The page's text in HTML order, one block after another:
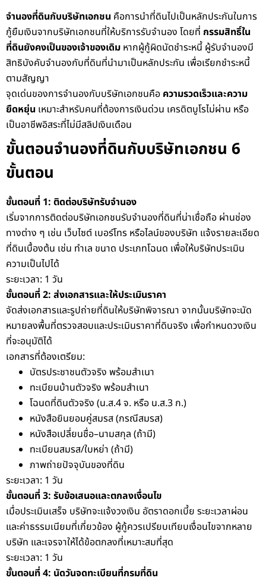
จำนองที่ดินกับบริษัทเอกชน คือการนำที่ดินไปเป็นหลักประกันในการ
กู้ยืมเงินจากบริษัทเอกชนที่ให้บริการรับจำนอง โดยที่ กรรมสิทธิ์ใน
ที่ดินยังคงเป็นของเจ้าของเดิม หากผู้กู้ผิดนัดชำระหนี้ ผู้รับจำนองมี
สิทธิบังคับจำนองกับที่ดินที่นำมาเป็นหลักประกัน เพื่อเรียกชำระหนี้
ตามสัญญา
จุดเด่นของการจำนองกับบริษัทเอกชนคือ ความรวดเร็วและความ
ยืดหยุ่น เหมาะสำหรับคนที่ต้องการเงินด่วน เครดิตบูโรไม่ผ่าน หรือ
เป็นอาชีพอิสระที่ไม่มีสลิปเงินเดือน
ขั้นตอนจำนองที่ดินกับบริษัทเอกชน 6
ขั้นตอน
ขั้นตอนที่ 1: ติดต่อบริษัทรับจำนอง
เริ่มจากการติดต่อบริษัทเอกชนรับจำนองที่ดินที่น่าเชื่อถือ ผ่านช่อง
ทางต่าง ๆ เช่น เว็บไซต์ เบอร์โทร หรือไลน์ของบริษัท แจ้งรายละเอียด
ที่ดินเบื้องต้น เช่น ทำเล ขนาด ประเภทโฉนด เพื่อให้บริษัทประเมิน
ความเป็นไปได้
ระยะเวลา: 1 วัน
ขั้นตอนที่ 2: ส่งเอกสารและให้ประเมินราคา
จัดส่งเอกสารและรูปถ่ายที่ดินให้บริษัทพิจารณา จากนั้นบริษัทจะนัด
หมายลงพื้นที่ตรวจสอบและประเมินราคาที่ดินจริง เพื่อกำหนดวงเงิน
ที่จะอนุมัติได้
เอกสารที่ต้องเตรียม:
บัตรประชาชนตัวจริง พร้อมสำเนา
ทะเบียนบ้านตัวจริง พร้อมสำเนา
โฉนดที่ดินตัวจริง (น.ส.4 จ. หรือ น.ส.3 ก.)
หนังสือยินยอมคู่สมรส (กรณีสมรส)
หนังสือเปลี่ยนชื่อ–นามสกุล (ถ้ามี)
ทะเบียนสมรส/ใบหย่า (ถ้ามี)
ภาพถ่ายปัจจุบันของที่ดิน
ระยะเวลา: 1 วัน
ขั้นตอนที่ 3: รับข้อเสนอและตกลงเงื่อนไข
เมื่อประเมินเสร็จ บริษัทจะแจ้งวงเงิน อัตราดอกเบี้ย ระยะเวลาผ่อน
และค่าธรรมเนียมที่เกี่ยวข้อง ผู้กู้ควรเปรียบเทียบเงื่อนไขจากหลาย
บริษัท และเจรจาให้ได้ข้อตกลงที่เหมาะสมที่สุด
ระยะเวลา: 1 วัน
ขั้นตอนที่ 4: นัดวันจดทะเบียนที่กรมที่ดิน